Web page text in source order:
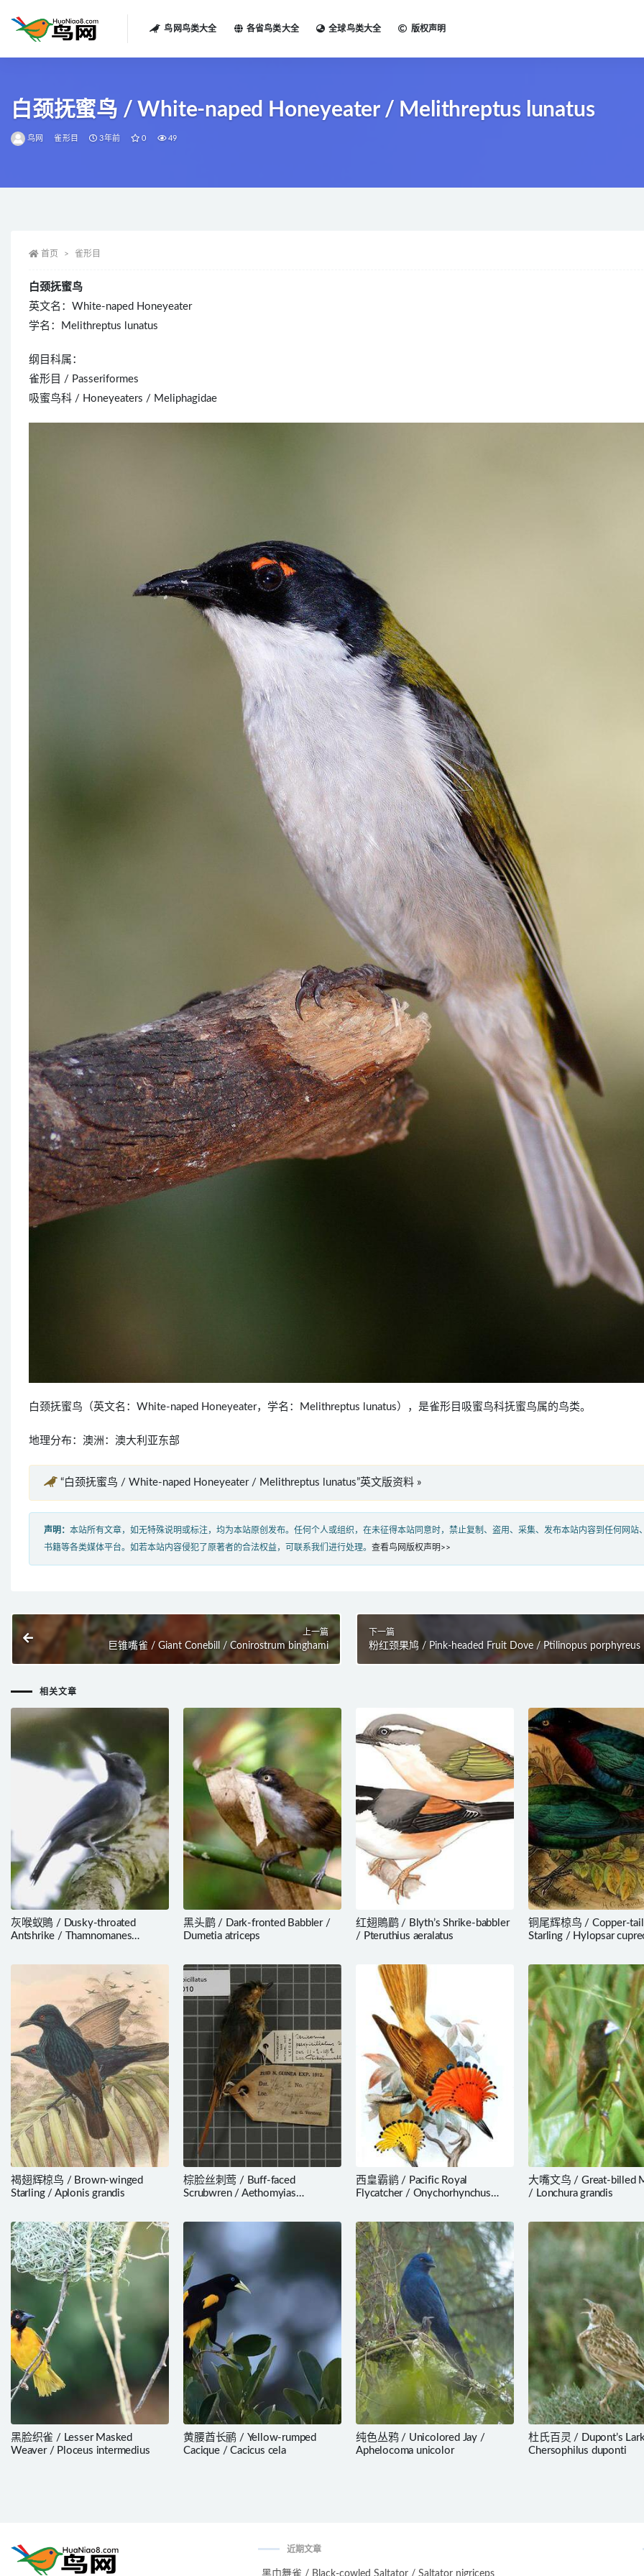
鸟网鸟类大全 各省鸟类大全 全球鸟类大全 版权声明
白颈抚蜜鸟 / White-naped Honeyeater / Melithreptus lunatus
鸟网 雀形目 3年前 0 49
首页 雀形目
白颈抚蜜鸟
英文名：White-naped Honeyeater
学名：Melithreptus lunatus
纲目科属：
雀形目 / Passeriformes
吸蜜鸟科 / Honeyeaters / Meliphagidae
白颈抚蜜鸟（英文名：White-naped Honeyeater，学名：Melithreptus lunatus），是雀形目吸蜜鸟科抚蜜鸟属的鸟类。
地理分布：澳洲：澳大利亚东部
“白颈抚蜜鸟 / White-naped Honeyeater / Melithreptus lunatus”英文版资料 »
声明： 本站所有文章，如无特殊说明或标注，均为本站原创发布。任何个人或组织，在未征得本站同意时，禁止复制、盗用、采集、发布本站内容到任何网站
书籍等各类媒体平台。如若本站内容侵犯了原著者的合法权益，可联系我们进行处理。 查看鸟网版权声明>>
上一篇
巨锥嘴雀 / Giant Conebill / Conirostrum binghami
下一篇
粉红颈果鸠 / Pink-headed Fruit Dove / Ptilinopus porphyreus
相关文章
灰喉蚁鵙 / Dusky-throated
Antshrike / Thamnomanes
黑头鹛 / Dark-fronted Babbler /
Dumetia atriceps
红翅鵙鹛 / Blyth’s Shrike-babbler
/ Pteruthius aeralatus
铜尾辉椋鸟 / Copper-
Starling / Hylopsar
褐翅辉椋鸟 / Brown-winged
Starling / Aplonis grandis
棕脸丝刺莺 / Buff-faced
Scrubwren / Aethomyias
西皇霸鹟 / Pacific Royal
Flycatcher / Onychorhynchus
大嘴文鸟 / Great-billed
/ Lonchura grandis
黑脸织雀 / Lesser Masked
Weaver / Ploceus intermedius
黄腰酋长鹂 / Yellow-rumped
Cacique / Cacicus cela
纯色丛鸦 / Unicolored Jay /
Aphelocoma unicolor
杜氏百灵 / Dupont’s
Chersophilus duponti
近期文章
黑巾舞雀 / Black-cowled Saltator / Saltator nigriceps